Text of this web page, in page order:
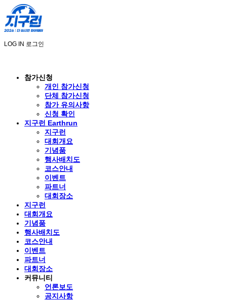
LOG IN 로그인
지구런 Earthrun
지구런
대회개요
기념품
행사배치도
코스안내
이벤트
파트너
대회장소
지구런
대회개요
기념품
행사배치도
코스안내
이벤트
파트너
대회장소
참가신청
개인 참가신청
단체 참가신청
참가 유의사항
신청 확인
커뮤니티
언론보도
공지사항